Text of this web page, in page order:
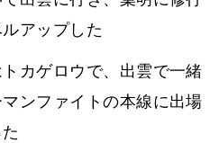
アップした
カゲロウで、出雲で一緒
ンファイトの本線に出場